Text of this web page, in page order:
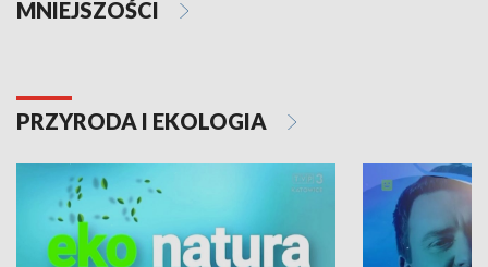
MNIEJSZOŚCI
PRZYRODA I EKOLOGIA